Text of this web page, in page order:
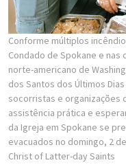
Conforme múltiplos
Condado de Spokane e
norte-americano de
dos Santos dos Últimos
socorristas e organizações
assistência prática e
da Igreja em Spokane se
evacuados no domingo, 2
Christ of Latter-day Saints